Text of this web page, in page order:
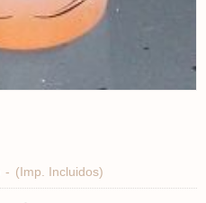
- (Imp. Incluidos)